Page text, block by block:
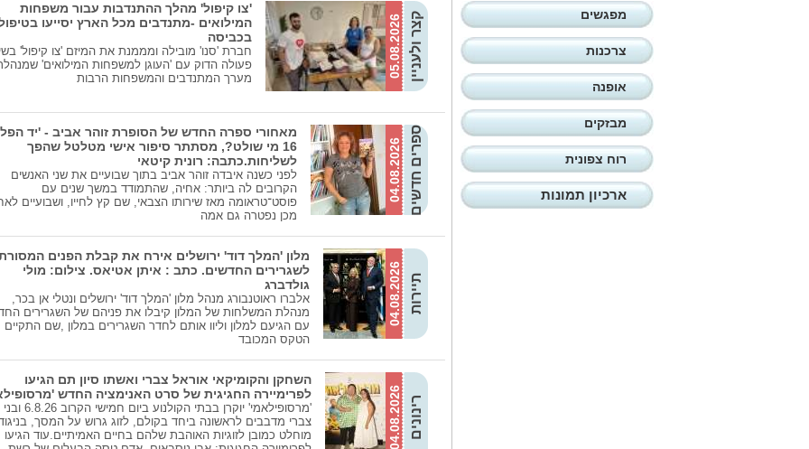
05.08.2026קצר ולעניין
'צו קיפול' מהלך ההתנדבות עבור משפחות
המילואים -מתנדבים מכל הארץ יסייעו
בכביסה
חברת 'סנו' מובילה ומממנת את המיזם 'צו קיפול'
פעולה הדוק עם 'העוגן למשפחות המילואים'
מערך המתנדבים והמשפחות הרבות
04.08.2026ספרים חדשים
מאחורי ספרה החדש של הסופרת זוהר אביב - 'יד
16 מי שולט?, מסתתר סיפור אישי מטלטל שהפך
לשליחות.כתבה: רונית קיטאי
לפני כשנה איבדה זוהר אביב בתוך שבועיים את שני האנשים
הקרובים לה ביותר: אחיה, שהתמודד במשך שנים עם
פוסט־טראומה מאז שירותו הצבאי, שם קץ לחייו, ושבועיים
מכן נפטרה גם אמה
04.08.2026 תיירות
מלון 'המלך דוד' ירושלים אירח את קבלת הפנים
לשגרירים החדשים. כתב : איתן אטיאס. צילום: מולי
גולדברג
אלברו ראוטנבורג מנהל מלון 'המלך דוד' ירושלים ונטלי אן בכר,
מנהלת המשלחות של המלון קיבלו את פניהם של השגרירים
עם הגיעם למלון וליוו אותם לחדר השגרירים במלון ,שם התקיים
הטקס המכובד
04.08.2026 רינונים
השחקן והקומיקאי אוראל צברי ואשתו סיון תם הגיעו
לפרימיירה החגיגית של סרט האנימציה החדש
'מרסופילאמי' יוקרן בבתי
צברי מדבבים לראשונה ביחד בקולם, לזוג גרוש על המסך,
מוחלט כמובן לזוגיות האוהבת שלהם בחיים האמיתיים.עוד הגיעו
מפגשים
צרכנות
אופנה
מבזקים
רוח צפונית
ארכיון תמונות